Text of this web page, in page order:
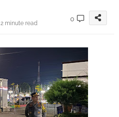
2 minute read
0